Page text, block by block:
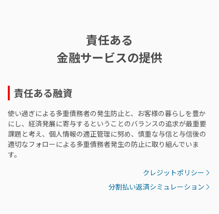
責任ある
金融サービスの提供
責任ある融資
使い過ぎによる多重債務者の発生防止と、お客様の暮らしを豊か
にし、経済発展に寄与するということのバランスの追求が最重要
課題と考え、個人情報の適正管理に努め、慎重な与信と与信後の
適切なフォローによる多重債務者発生の防止に取り組んでいま
す。
クレジットポリシー
分割払い返済シミュレーション